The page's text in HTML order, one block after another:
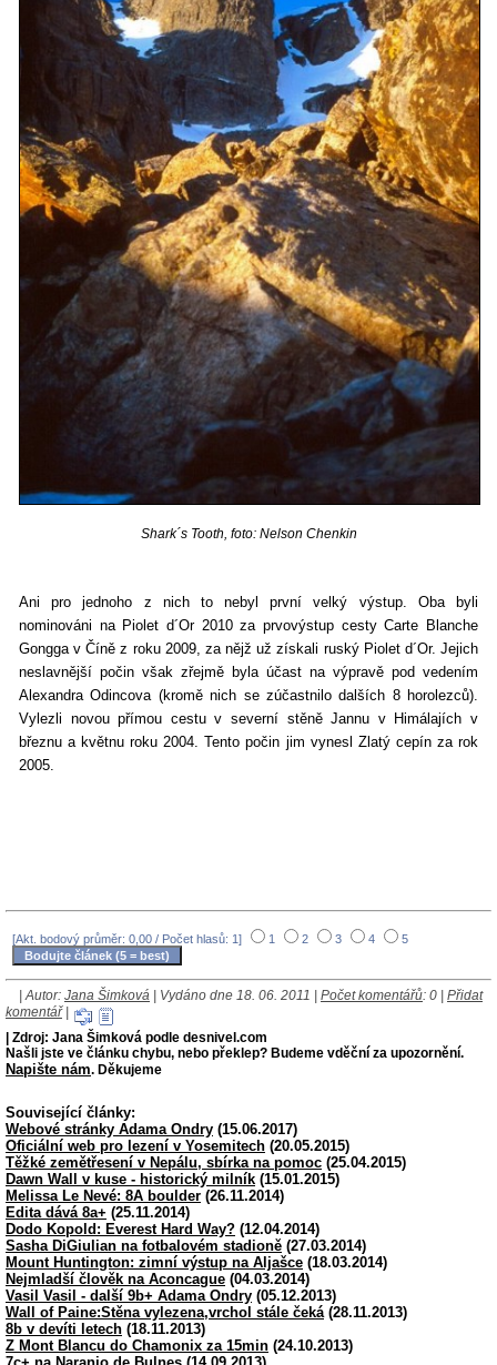
Shark´s Tooth, foto: Nelson Chenkin
Ani pro jednoho z nich to nebyl první velký výstup. Oba byli
nominováni na Piolet d´Or 2010 za prvovýstup cesty Carte Blanche
Gongga v Číně z roku 2009, za nějž už získali ruský Piolet d´Or. Jejich
neslavnější počin však zřejmě byla účast na výpravě pod vedením
Alexandra Odincova (kromě nich se zúčastnilo dalších 8 horolezců).
Vylezli novou přímou cestu v severní stěně Jannu v Himálajích v
březnu a květnu roku 2004. Tento počin jim vynesl Zlatý cepín za rok
2005.
[Akt. bodový průměr: 0,00 / Počet hlasů: 1] 1 2 3 4 5
| Autor: Jana Šimková | Vydáno dne 18. 06. 2011 | Počet komentářů: 0 | Přidat
komentář|
| Zdroj: Jana Šimková podle desnivel.com
Našli jste ve článku chybu, nebo překlep? Budeme vděční za upozornění.
Napište nám. Děkujeme
Související články:
Webové stránky Adama Ondry (15.06.2017)
Oficiální web pro lezení v Yosemitech (20.05.2015)
Těžké zemětřesení v Nepálu, sbírka na pomoc (25.04.2015)
Dawn Wall v kuse - historický milník (15.01.2015)
Melissa Le Nevé: 8A boulder (26.11.2014)
Edita dává 8a+ (25.11.2014)
Dodo Kopold: Everest Hard Way? (12.04.2014)
Sasha DiGiulian na fotbalovém stadioně (27.03.2014)
Mount Huntington: zimní výstup na Aljašce (18.03.2014)
Nejmladší člověk na Aconcague (04.03.2014)
Vasil Vasil - další 9b+ Adama Ondry (05.12.2013)
Wall of Paine:Stěna vylezena,vrchol stále čeká(28.11.2013)
8b v devíti letech (18.11.2013)
Z Mont Blancu do Chamonix za 15min (24.10.2013)